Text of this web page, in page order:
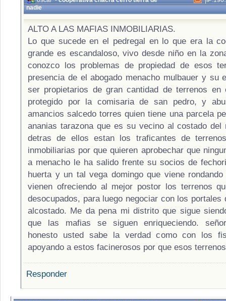
nadie
ALTO A LAS MAFIAS INMOBILIARIAS.
Lo que sucede en el pedregal en lo que era la
grande es escandaloso, vivo desde niño en la
conozco los problemas de propiedad de esos
presencia de el abogado menacho mulbauer y su
ser propietarios de gran cantidad de terrenos
protegido por la comisaria de san pedro, y
amancios salcedo torres quien tiene una parcela
ananias tarazona que es su vecino al costado
detras de ellos estan los traficantes de
inmobiliarias por que quieren aprobechar que
a menacho le ha salido frente su socios de
huerta y un tal vega domingo que viene
vienen ofreciendo al mejor postor los terrenos
desocupados, para luego negociar con los portales
alcostado. Me da pena mi distrito que sigue
que las mafias se siguen enriqueciendo.
honesto usted sabe la verdad como con los
apoyando a estos facinerosos por que esos
Responder